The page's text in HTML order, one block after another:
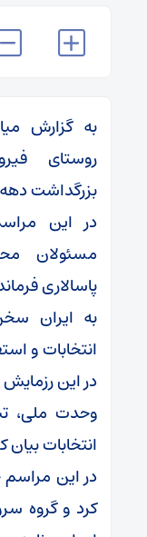
روستای
بزرگداشت دهه
در این
مسئولان
به ایران
انتخابات و
در این
وحدت ملی،
انتخابات بیان
در این
کرد و گروه